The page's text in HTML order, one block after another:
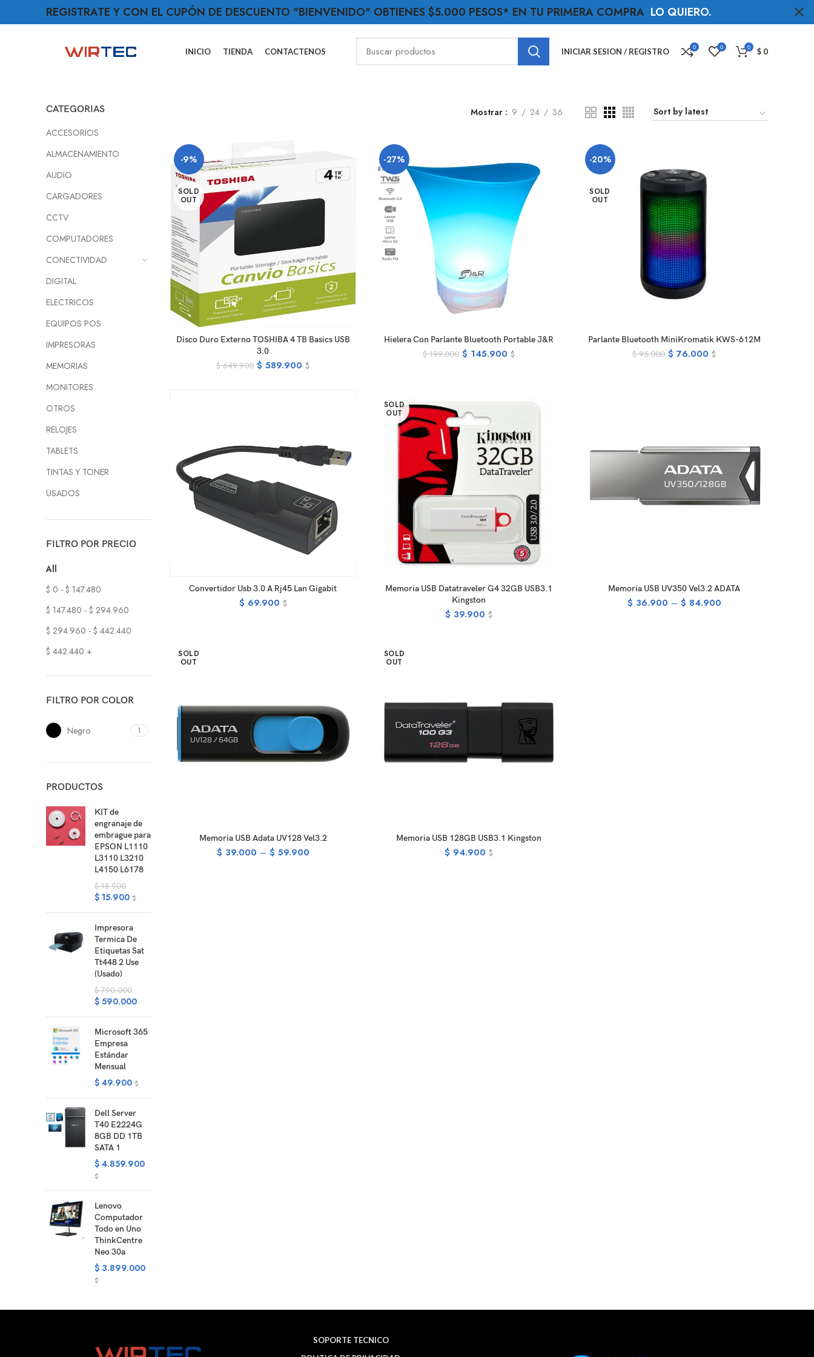
INICIO TIENDA CONTACTENOS INICIAR SESION / REGISTRO 0 0 0 $ 0
CATEGORIAS
ACCESORIOS
ALMACENAMIENTO
AUDIO
CARGADORES
CCTV
COMPUTADORES
CONECTIVIDAD
DIGITAL
ELECTRICOS
EQUIPOS POS
IMPRESORAS
MEMORIAS
MONITORES
OTROS
RELOJES
TABLETS
TINTAS Y TONER
USADOS
FILTRO POR PRECIO
All
$ 0 - $ 147.480
$ 147.480 - $ 294.960
$ 294.960 - $ 442.440
$ 442.440 +
FILTRO POR COLOR
Negro 1
PRODUCTOS
KIT de
engranaje de
embrague para
EPSON L1110
L3110 L3210
L4150 L6178
$18.900
$ 15.900 $
Impresora
Termica De
Etiquetas Sat
Tt448 2 Use
(Usado)
$790.000
$ 590.000
Microsoft 365
Empresa
Estándar
Mensual
$ 49.900 $
Dell Server
T40 E2224G
8GB DD 1TB
SATA 1
$ 4.859.900
$
Lenovo
Computador
Todo en Uno
ThinkCentre
Neo 30a
$ 3.899.000
$
Mostrar 9 24 36
-9%
SOLD
OUT
READ MORE
Disco Duro Externo TOSHIBA 4 TB Basics USB
3.0
$649.900 $ 589.900 $
-27%
ADD TO CART
Hielera Con Parlante Bluetooth Portable J&R
$199.000 $ 145.900 $
-20%
SOLD
OUT
READ MORE
Parlante Bluetooth MiniKromatik KWS-612M
$95.000 $ 76.000 $
ADD TO CART
Convertidor Usb 3.0 A Rj45 Lan Gigabit
$ 69.900 $
SOLD
OUT
READ MORE
Memoria USB Datatraveler G4 32GB USB3.1
Kingston
$ 39.900 $
SELECT OPTIONS
Memoria USB UV350 Vel3.2 ADATA
$ 36.900 – $ 84.900
SOLD
OUT
SELECT OPTIONS
Memoria USB Adata UV128 Vel3.2
$ 39.000 – $ 59.900
SOLD
OUT
READ MORE
Memoria USB 128GB USB3.1 Kingston
$ 94.900 $
SOPORTE TECNICO
REGISTRATE Y CON EL CUPÓN DE DESCUENTO "BIENVENIDO" OBTIENES $5.000 PESOS* EN TU PRIMERA COMPRA LO QUIERO.